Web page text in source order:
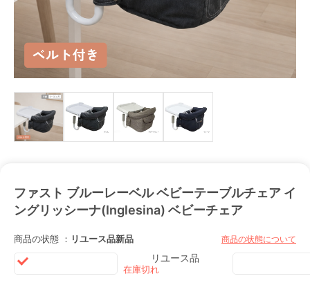
ファスト ブルーレーベル ベビーテーブルチェア イ
ングリッシーナ(Inglesina) ベビーチェア
商品の状態 ： リユース品新品 商品の状態について
リユース品